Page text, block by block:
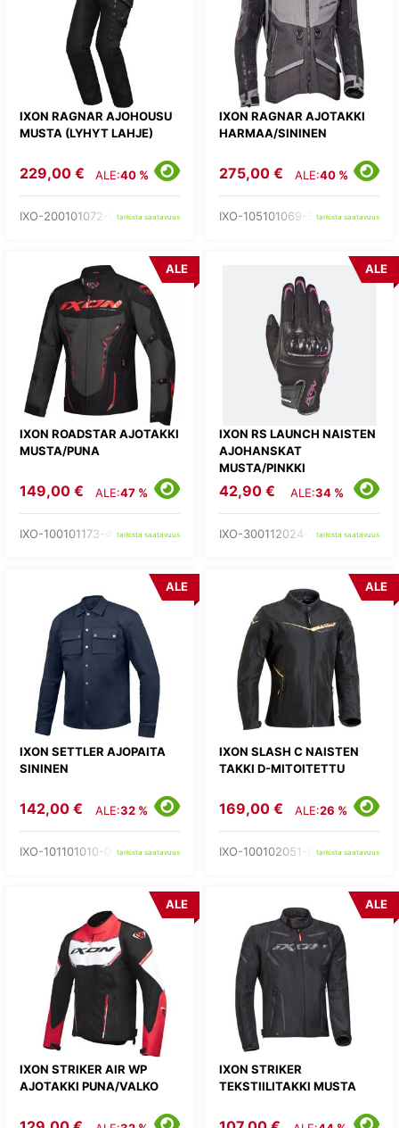
IXON RAGNAR AJOHOUSU
MUSTA (LYHYT LAHJE)
229,00 € ALE:40 %
IXO-200101072-01-tarkista saatavuus
IXON RAGNAR AJOTAKKI
HARMAA/SININEN
275,00 € ALE:40 %
IXO-105101069-53-tarkista saatavuus
IXON ROADSTAR AJOTAKKI
MUSTA/PUNA
ALE
149,00 € ALE:47 %
IXO-100101173-40-tarkista saatavuus
IXON RS LAUNCH NAISTEN
AJOHANSKAT
MUSTA/PINKKI
ALE
42,90 € ALE:34 %
IXO-300112024-73-tarkista saatavuus
IXON SETTLER AJOPAITA
SININEN
ALE
142,00 € ALE:32 %
IXO-101101010-04-tarkista saatavuus
IXON SLASH C NAISTEN
TAKKI D-MITOITETTU
ALE
169,00 € ALE:26 %
IXO-100102051-67-tarkista saatavuus
IXON STRIKER AIR WP
AJOTAKKI PUNA/VALKO
ALE
IXON STRIKER
TEKSTIILITAKKI MUSTA
ALE